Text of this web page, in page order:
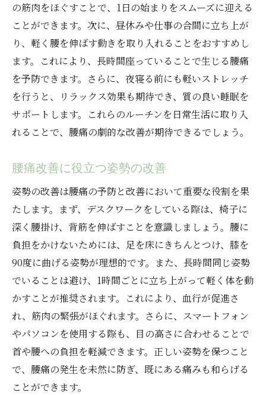
の筋肉をほぐすことで、1日の始まりをスムーズに迎える
ことができます。次に、昼休みや仕事の合間に立ち上が
り、軽く腰を伸ばす動きを取り入れることをおすすめし
ます。これにより、長時間座っていることで生じる腰痛
を予防できます。さらに、夜寝る前にも軽いストレッチ
を行うと、リラックス効果も期待でき、質の良い睡眠を
サポートします。これらのルーチンを日常生活に取り入
れることで、腰痛の劇的な改善が期待できるでしょう。
腰痛改善に役立つ姿勢の改善
姿勢の改善は腰痛の予防と改善において重要な役割を果
たします。まず、デスクワークをしている際は、椅子に
深く腰掛け、背筋を伸ばすことを意識しましょう。腰に
負担をかけないためには、足を床にきちんとつけ、膝を
90度に曲げる姿勢が理想的です。また、長時間同じ姿勢
でいることは避け、1時間ごとに立ち上がって軽く体を動
かすことが推奨されます。これにより、血行が促進さ
れ、筋肉の緊張がほぐれます。さらに、スマートフォン
やパソコンを使用する際も、目の高さに合わせることで
首や腰への負担を軽減できます。正しい姿勢を保つこと
で、腰痛の発生を未然に防ぎ、既にある痛みも和らげる
ことができます。